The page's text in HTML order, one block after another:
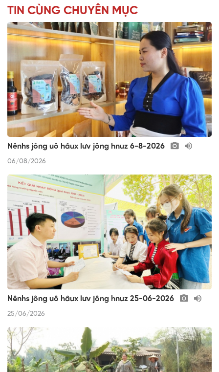
TIN CÙNG CHUYÊN MỤC
Nênhs jông uô hâux lưv jông hnuz 6-8-2026
06/08/2026
Nênhs jông uô hâux lưv jông hnuz 25-06-2026
25/06/2026